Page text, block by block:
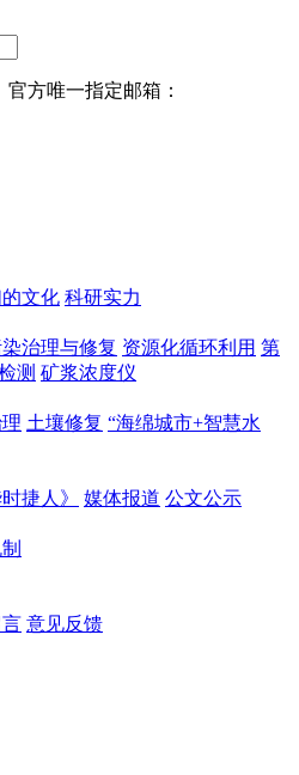
官方唯一指定邮箱：
文化 科研实力
治理与修复 资源化循环利用 第
测 矿浆浓度仪
土壤修复 “海绵城市+智慧水
时捷人》 媒体报道 公文公示
意见反馈